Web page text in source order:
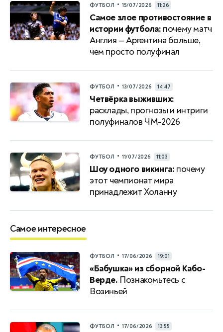
ФУТБОЛ • 15/07/2026 11:26
Самое злое противостояние в
истории футбола: почему матч
Англия — Аргентина больше,
чем просто полуфинал
ФУТБОЛ • 13/07/2026 14:47
Четвёрка выживших:
расклады, прогнозы и интриги
полуфиналов ЧМ-2026
ФУТБОЛ • 11/07/2026 11:03
Шоу одного викинга: почему
этот чемпионат мира
принадлежит Холанну
Самое интересное
ФУТБОЛ • 17/06/2026 19:01
«Бабушка» из сборной Кабо-
Верде. Познакомьтесь с
Возиньей
ФУТБОЛ • 17/06/2026 13:55